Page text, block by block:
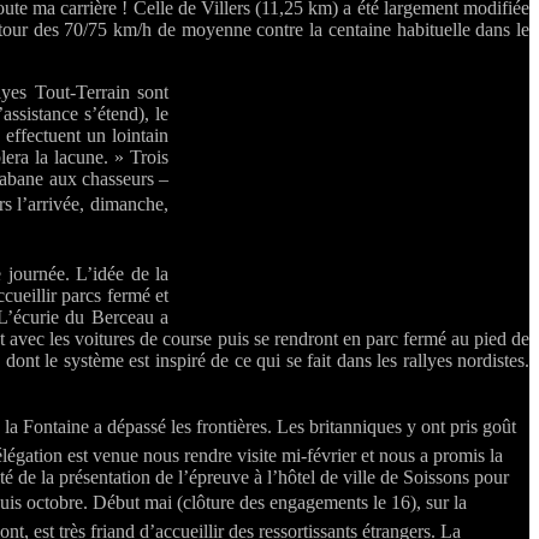
ma carrière ! Celle de Villers (11,25 km) a été largement modifiée
des 70/75 km/h de moyenne contre la centaine habituelle dans le
Tout-Terrain sont
s’étend), le
un lointain
la lacune. » Trois
aux chasseurs –
l’arrivée, dimanche,
L’idée de la
parcs fermé et
du Berceau a
les voitures de course puis se rendront en parc fermé au pied de
le système est inspiré de ce qui se fait dans les rallyes nordistes.
Fontaine a dépassé les frontières. Les britanniques y ont pris goût
est venue nous rendre visite mi-février et nous a promis la
la présentation de l’épreuve à l’hôtel de ville de Soissons pour
octobre. Début mai (clôture des engagements le 16), sur la
est très friand d’accueillir des ressortissants étrangers. La